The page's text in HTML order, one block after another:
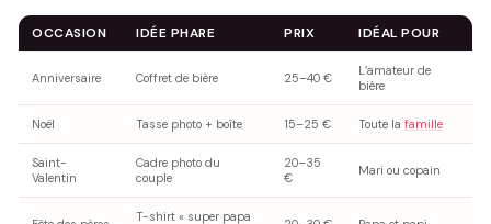
OCCASION IDÉE PHARE PRIX IDÉAL POUR
Anniversaire Coffret de bière 25–40 €
L’amateur de
bière
Noël Tasse photo + boîte 15–25 € Toute la famille
Saint-
Valentin
Cadre photo du
couple
20–35
€
Mari ou copain
T-shirt « super papa